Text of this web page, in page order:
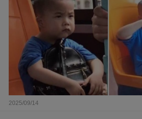
2025/09/14